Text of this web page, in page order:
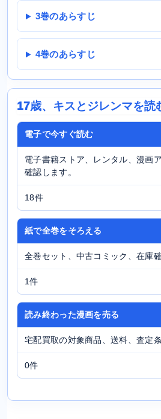
3巻のあらすじ
4巻のあらすじ
17歳、キスとジレンマを読
電子で今すぐ読む
電子書籍ストア、レンタル、漫画
確認します。
18件
紙で全巻をそろえる
全巻セット、中古コミック、在庫
1件
読み終わった漫画を売る
宅配買取の対象商品、送料、査定
0件